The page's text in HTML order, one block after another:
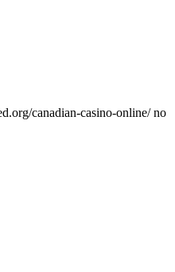
canadian-casino-online/ no